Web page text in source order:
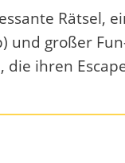
Rätsel,
und großer
ihren